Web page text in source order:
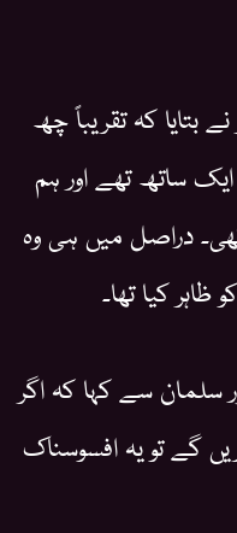
بتایا کہ تقریباً چھ
ساتھ تھے اور ہم
دراصل میں ہی وہ
کیا تھا۔
سلمان سے کہا کہ اگر
گے تو یہ افسوسناک